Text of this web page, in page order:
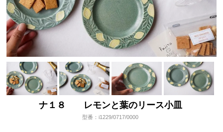
ナ１８ レモンと葉のリース小皿
型番：i1229/0717/0000